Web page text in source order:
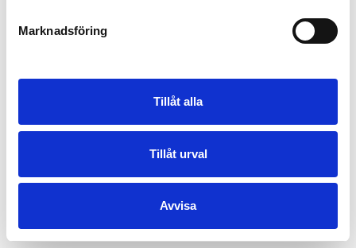
Marknadsföring
Tillåt alla
Tillåt urval
Avvisa